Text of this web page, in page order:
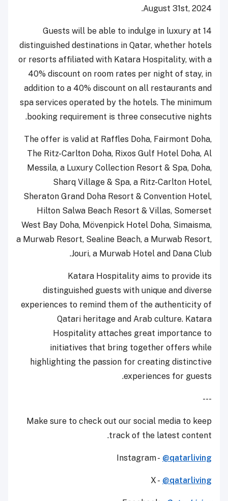
August 31st, 2024.
Guests will be able to indulge in luxury at 14
distinguished destinations in Qatar, whether hotels
or resorts affiliated with Katara Hospitality, with a
40% discount on room rates per night of stay, in
addition to a 40% discount on all restaurants and
spa services operated by the hotels. The minimum
booking requirement is three consecutive nights.
The offer is valid at Raffles Doha, Fairmont Doha,
The Ritz-Carlton Doha, Rixos Gulf Hotel Doha, Al
Messila, a Luxury Collection Resort & Spa, Doha,
Sharq Village & Spa, a Ritz-Carlton Hotel,
Sheraton Grand Doha Resort & Convention Hotel,
Hilton Salwa Beach Resort & Villas, Somerset
West Bay Doha, Mövenpick Hotel Doha, Simaisma,
a Murwab Resort, Sealine Beach, a Murwab Resort,
Jouri, a Murwab Hotel and Dana Club.
Katara Hospitality aims to provide its
distinguished guests with unique and diverse
experiences to remind them of the authenticity of
Qatari heritage and Arab culture. Katara
Hospitality attaches great importance to
initiatives that bring together offers while
highlighting the passion for creating distinctive
experiences for guests.
---
Make sure to check out our social media to keep
track of the latest content.
Instagram - @qatarliving
X - @qatarliving